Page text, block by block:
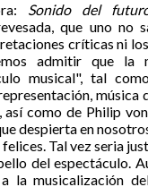
Sonido del
que uno no
críticas ni
admitir que la
musical", tal
como de Philip
despierta en
Tal vez seria
del espectáculo.
la musicalización